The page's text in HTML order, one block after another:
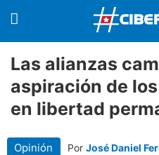
Las alianzas
aspiración de
en libertad
Opinión Por José Daniel